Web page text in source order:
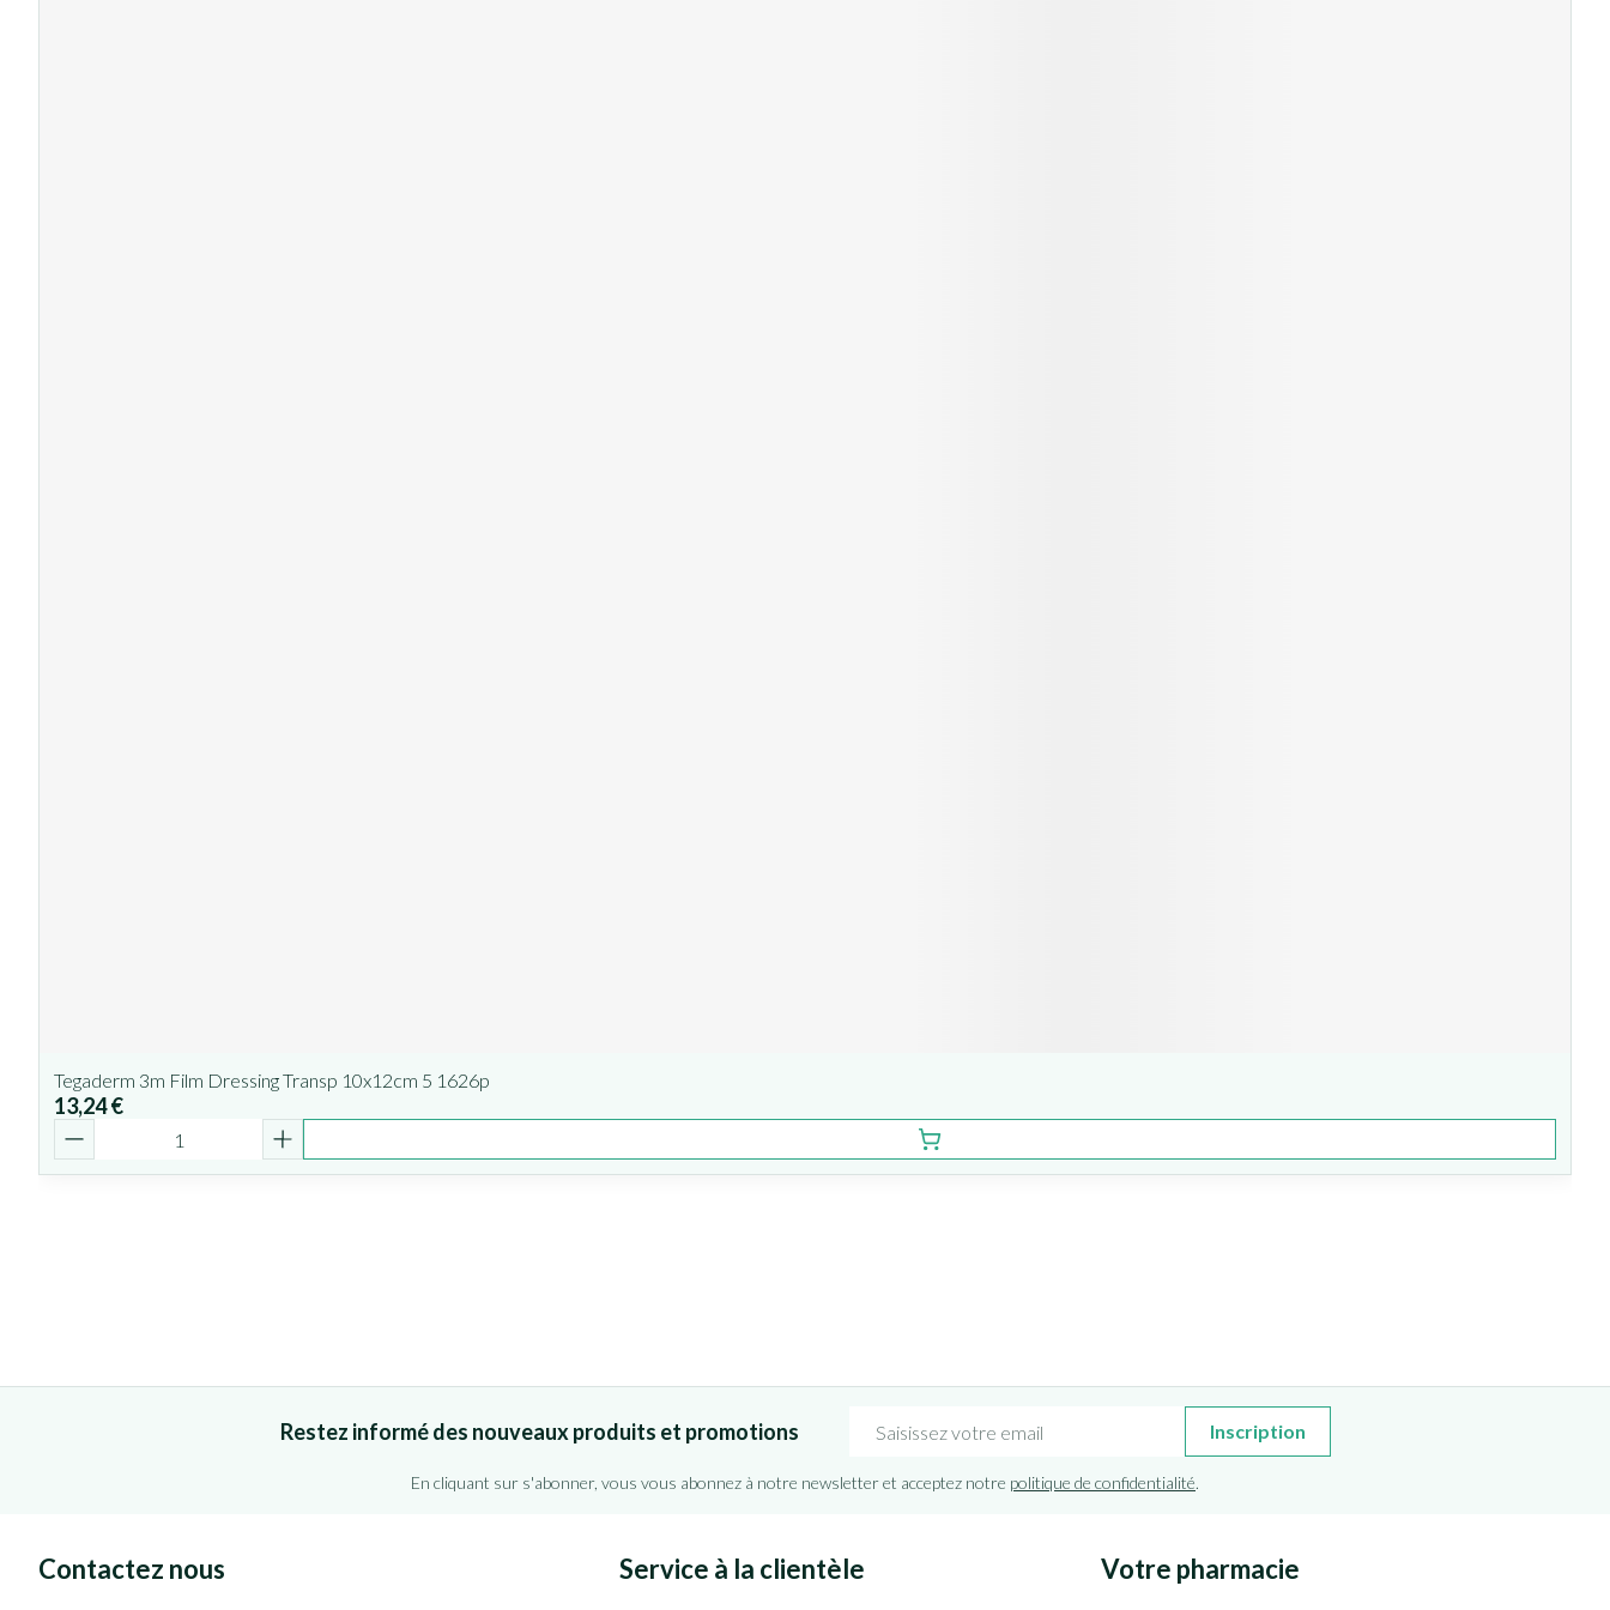
Tegaderm 3m Film Dressing Transp 10x12cm 5 1626p
13,24 €
Restez informé des nouveaux produits et promotions Inscription
En cliquant sur s'abonner, vous vous abonnez à notre newsletter et acceptez notre politique de confidentialité.
Contactez nous Service à la clientèle Votre pharmacie